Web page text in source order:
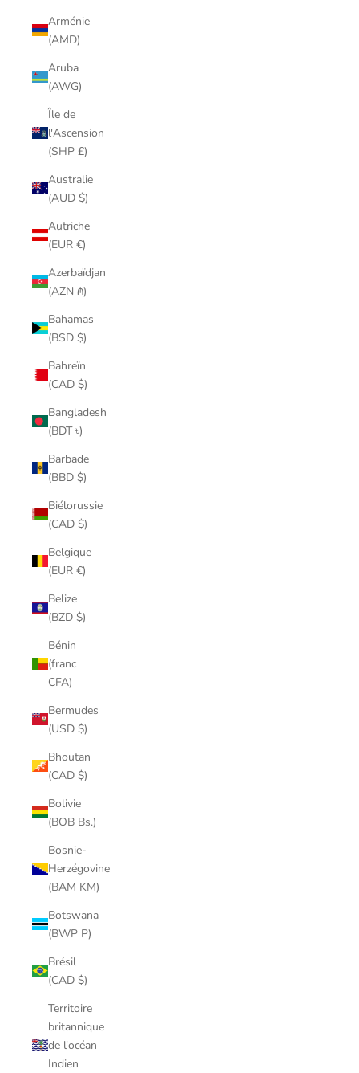
Arménie
(AMD)
Aruba
(AWG)
Île de
l'Ascension
(SHP £)
Australie
(AUD $)
Autriche
(EUR €)
Azerbaïdjan
(AZN ₼)
Bahamas
(BSD $)
Bahreïn
(CAD $)
Bangladesh
(BDT ৳)
Barbade
(BBD $)
Biélorussie
(CAD $)
Belgique
(EUR €)
Belize
(BZD $)
Bénin
(franc
CFA)
Bermudes
(USD $)
Bhoutan
(CAD $)
Bolivie
(BOB Bs.)
Bosnie-
Herzégovine
(BAM KM)
Botswana
(BWP P)
Brésil
(CAD $)
Territoire
britannique
de l'océan
Indien